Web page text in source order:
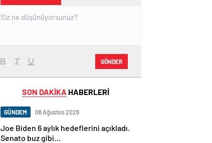
GÖNDER
SON DAKİKA HABERLERİ
GÜNDEM 06 Ağustos 2026
Joe Biden 6 aylık hedeflerini açıkladı.
Senato buz gibi…